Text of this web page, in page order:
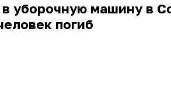
уборочную машину в
погиб